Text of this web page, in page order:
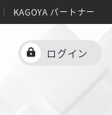
KAGOYA パートナー
ログイン